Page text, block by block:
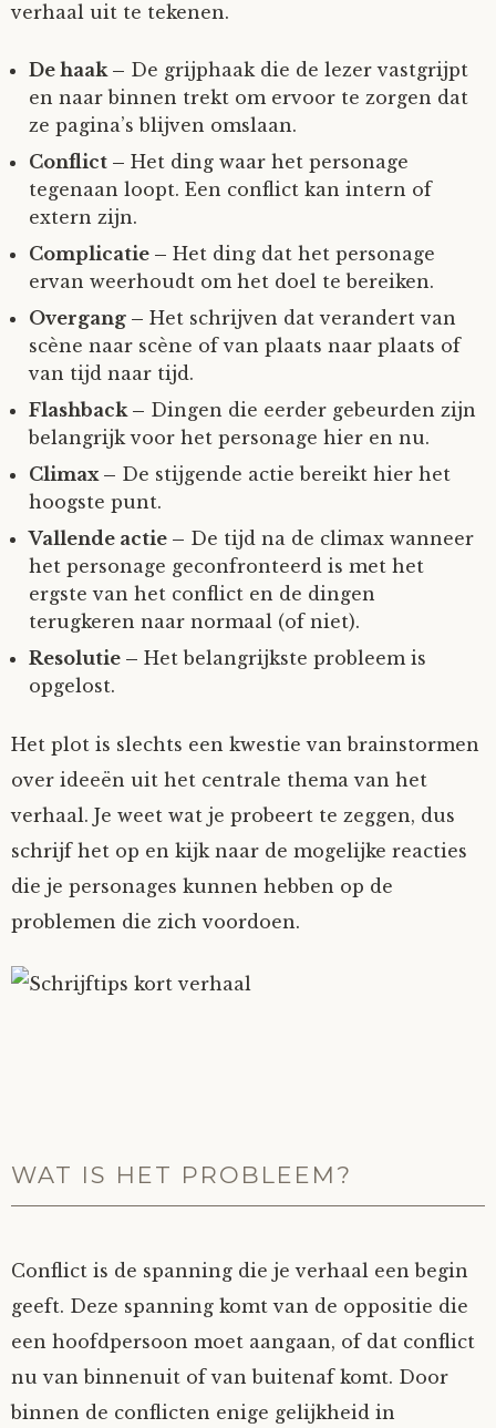
verhaal uit te tekenen.
De haak – De grijphaak die de lezer vastgrijpt
en naar binnen trekt om ervoor te zorgen dat
ze pagina’s blijven omslaan.
Conflict – Het ding waar het personage
tegenaan loopt. Een conflict kan intern of
extern zijn.
Complicatie – Het ding dat het personage
ervan weerhoudt om het doel te bereiken.
Overgang – Het schrijven dat verandert van
scène naar scène of van plaats naar plaats of
van tijd naar tijd.
Flashback – Dingen die eerder gebeurden zijn
belangrijk voor het personage hier en nu.
Climax – De stijgende actie bereikt hier het
hoogste punt.
Vallende actie – De tijd na de climax wanneer
het personage geconfronteerd is met het
ergste van het conflict en de dingen
terugkeren naar normaal (of niet).
Resolutie – Het belangrijkste probleem is
opgelost.
Het plot is slechts een kwestie van brainstormen
over ideeën uit het centrale thema van het
verhaal. Je weet wat je probeert te zeggen, dus
schrijf het op en kijk naar de mogelijke reacties
die je personages kunnen hebben op de
problemen die zich voordoen.
WAT IS HET PROBLEEM?
Conflict is de spanning die je verhaal een begin
geeft. Deze spanning komt van de oppositie die
een hoofdpersoon moet aangaan, of dat conflict
nu van binnenuit of van buitenaf komt. Door
binnen de conflicten enige gelijkheid in